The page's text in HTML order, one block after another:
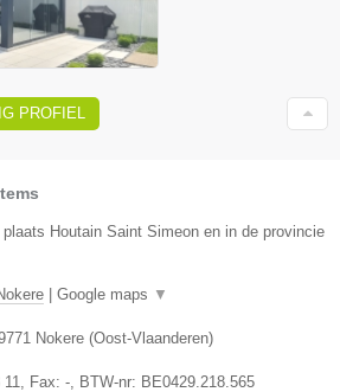
PROFIEL
Houtain Saint Simeon en in de provincie
Google maps ▼
Nokere (Oost-Vlaanderen)
, Fax: - , BTW-nr: BE0429.218.565